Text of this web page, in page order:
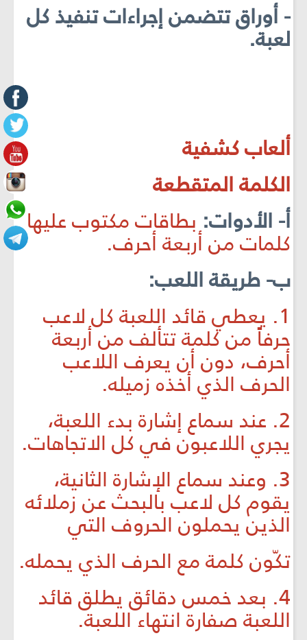
- أوراق تتضمن إجراءات تنفيذ كل
لعبة.
ألعاب كشفية
الكلمة المتقطعة
أ- الأدوات: بطاقات مكتوب عليها
كلمات من أربعة أحرف.
ب- طريقة اللعب:
1. يعطي قائد اللعبة كل لاعب
حرفاً من كلمة تتألف من أربعة
أحرف، دون أن يعرف اللاعب
الحرف الذي أخذه زميله.
2. عند سماع إشارة بدء اللعبة،
يجري اللاعبون في كل الاتجاهات.
3. وعند سماع الإشارة الثانية،
يقوم كل لاعب بالبحث عن زملائه
الذين يحملون الحروف التي
تكّون كلمة مع الحرف الذي يحمله.
4. بعد خمس دقائق يطلق قائد
اللعبة صفارة انتهاء اللعبة.